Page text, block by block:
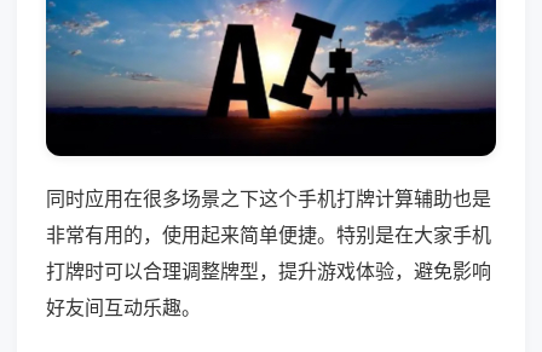
同时应用在很多场景之下这个手机打牌计算辅助也是
非常有用的，使用起来简单便捷。特别是在大家手机
打牌时可以合理调整牌型，提升游戏体验，避免影响
好友间互动乐趣。